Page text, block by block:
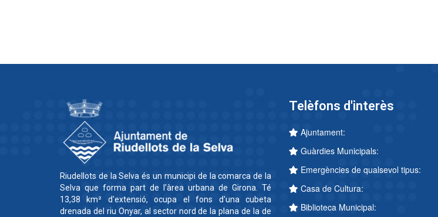
Riudellots de la Selva és un municipi de la comarca de la
Selva que forma part de l'àrea urbana de Girona. Té
13,38 km² d'extensió, ocupa el fons d'una cubeta
drenada del riu Onyar, al sector nord de la plana de la de
Telèfons d'interès
Ajuntament:
Guàrdies Municipals:
Emergències de qualsevol tipus:
Casa de Cultura:
Biblioteca Municipal: